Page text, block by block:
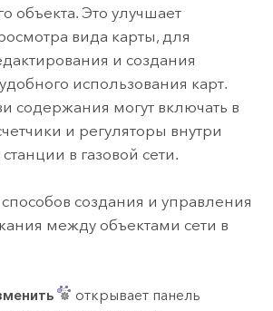
объекта. Это улучшает
вида карты, для
и создания
использования карт.
содержания могут включать в
и регуляторы внутри
в газовой сети.
способов создания и управления
между объектами сети в
открывает панель